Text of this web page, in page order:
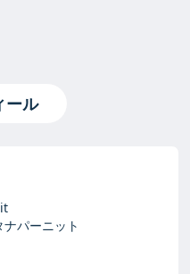
ール
パーニット